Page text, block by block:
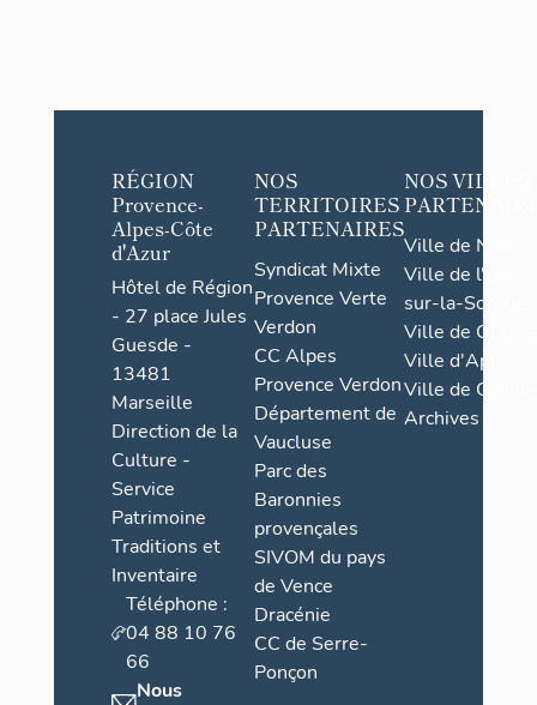
RÉGION
Provence-
Alpes-Côte
d'Azur
Hôtel de Région
- 27 place Jules
Guesde -
13481
Marseille
Direction de la
Culture -
Service
Patrimoine
Traditions et
Inventaire
Téléphone :
04 88 10 76
66
Nous
NOS
TERRITOIRES
PARTENAIRES
Syndicat Mixte
Provence Verte
Verdon
CC Alpes
Provence Verdon
Département de
Vaucluse
Parc des
Baronnies
provençales
SIVOM du pays
de Vence
Dracénie
CC de Serre-
Ponçon
NOS VILLES
Ville de Nice
Ville de l'Isle-
sur-la-Sorgue
Ville de Grasse
Ville d'Apt
Ville de
Archives